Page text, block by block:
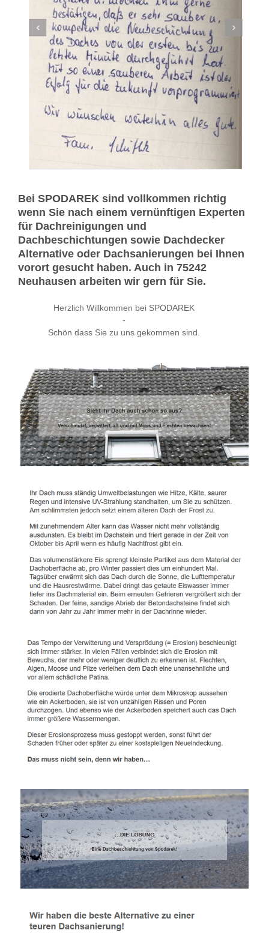
Bei SPODAREK sind vollkommen richtig
wenn Sie nach einem vernünftigen Experten
für Dachreinigungen und
Dachbeschichtungen sowie Dachdecker
Alternative oder Dachsanierungen bei Ihnen
vorort gesucht haben. Auch in 75242
Neuhausen arbeiten wir gern für Sie.
Herzlich Willkommen bei SPODAREK
-
Schön dass Sie zu uns gekommen sind.